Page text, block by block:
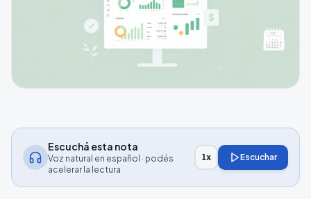
Escuchá esta nota
Voz natural en español · podés
acelerar la lectura
1x Escuchar